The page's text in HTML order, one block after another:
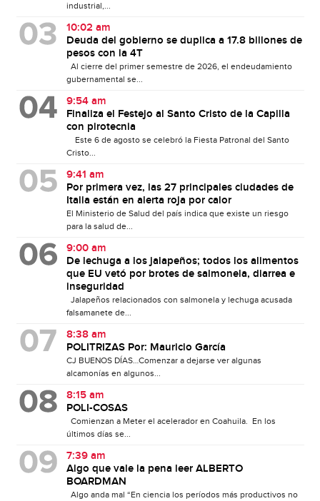
industrial,...
10:02 am
Deuda del gobierno se duplica a 17.8 billones de
pesos con la 4T
Al cierre del primer semestre de 2026, el endeudamiento
gubernamental se...
9:54 am
Finaliza el Festejo al Santo Cristo de la Capilla
con pirotecnia
Este 6 de agosto se celebró la Fiesta Patronal del Santo
Cristo...
9:41 am
Por primera vez, las 27 principales ciudades de
Italia están en alerta roja por calor
El Ministerio de Salud del país indica que existe un riesgo
para la salud de...
9:00 am
De lechuga a los jalapeños; todos los alimentos
que EU vetó por brotes de salmonela, diarrea e
inseguridad
Jalapeños relacionados con salmonela y lechuga acusada
falsamanete de...
8:38 am
POLITRIZAS Por: Mauricio García
CJ BUENOS DÍAS…Comenzar a dejarse ver algunas
alcamonías en algunos...
8:15 am
POLI-COSAS
Comienzan a Meter el acelerador en Coahuila. En los
últimos días se...
7:39 am
Algo que vale la pena leer ALBERTO
BOARDMAN
Algo anda mal “En ciencia los períodos más productivos no